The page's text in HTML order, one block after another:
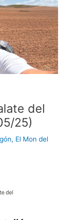
del
25)
, El Mon del